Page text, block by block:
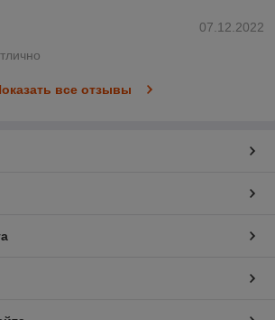
07.12.2022
все отзывы